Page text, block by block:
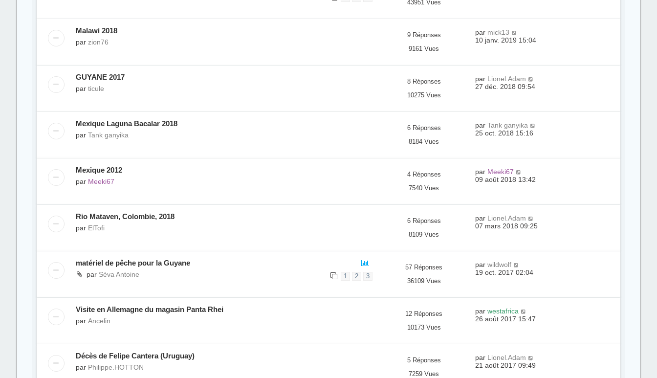
43951 Vues
Malawi 2018
par zion76
9 Réponses
9161 Vues
par mick13
10 janv. 2019 15:04
GUYANE 2017
par ticule
8 Réponses
10275 Vues
par Lionel.Adam
27 déc. 2018 09:54
Mexique Laguna Bacalar 2018
par Tank ganyika
6 Réponses
8184 Vues
parTank ganyika
25 oct. 2018 15:16
Mexique 2012
par Meeki67
4 Réponses
7540 Vues
par Meeki67
09 août 2018 13:42
Rio Mataven, Colombie, 2018
par ElTofi
6 Réponses
8109 Vues
par Lionel.Adam
07 mars 2018 09:25
matériel de pêche pour la Guyane
par Séva Antoine 1 2 3
57 Réponses
36109 Vues
parwildwolf
19 oct. 2017 02:04
Visite en Allemagne du magasin Panta Rhei
par Ancelin
12 Réponses
10173 Vues
parwestafrica
26 août 2017 15:47
Décès de Felipe Cantera (Uruguay)
par Philippe.HOTTON
5 Réponses
7259 Vues
par Lionel.Adam
21 août 2017 09:49